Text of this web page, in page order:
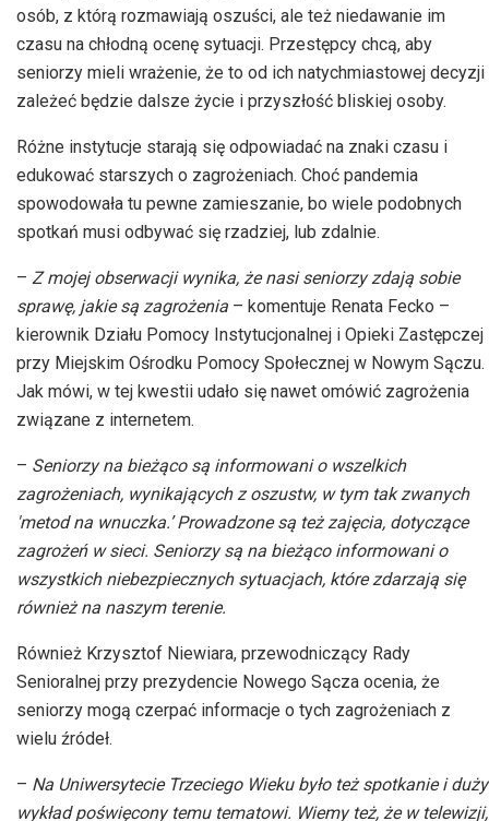
osób, z którą rozmawiają oszuści, ale też niedawanie im
czasu na chłodną ocenę sytuacji. Przestępcy chcą, aby
seniorzy mieli wrażenie, że to od ich natychmiastowej decyzji
zależeć będzie dalsze życie i przyszłość bliskiej osoby.
Różne instytucje starają się odpowiadać na znaki czasu i
edukować starszych o zagrożeniach. Choć pandemia
spowodowała tu pewne zamieszanie, bo wiele podobnych
spotkań musi odbywać się rzadziej, lub zdalnie.
– Z mojej obserwacji wynika, że nasi seniorzy zdają sobie
sprawę, jakie są zagrożenia – komentuje Renata Fecko –
kierownik Działu Pomocy Instytucjonalnej i Opieki Zastępczej
przy Miejskim Ośrodku Pomocy Społecznej w Nowym Sączu.
Jak mówi, w tej kwestii udało się nawet omówić zagrożenia
związane z internetem.
– Seniorzy na bieżąco są informowani o wszelkich
zagrożeniach, wynikających z oszustw, w tym tak zwanych
'metod na wnuczka.’ Prowadzone są też zajęcia, dotyczące
zagrożeń w sieci. Seniorzy są na bieżąco informowani o
wszystkich niebezpiecznych sytuacjach, które zdarzają się
również na naszym terenie.
Również Krzysztof Niewiara, przewodniczący Rady
Senioralnej przy prezydencie Nowego Sącza ocenia, że
seniorzy mogą czerpać informacje o tych zagrożeniach z
wielu źródeł.
– Na Uniwersytecie Trzeciego Wieku było też spotkanie i duży
wykład poświęcony temu tematowi. Wiemy też, że w telewizji,